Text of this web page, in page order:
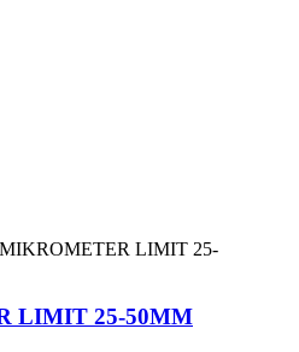
LIMIT 25-50MM